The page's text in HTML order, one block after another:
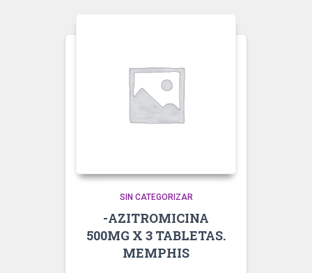
SIN CATEGORIZAR
-AZITROMICINA
500MG X 3 TABLETAS.
MEMPHIS